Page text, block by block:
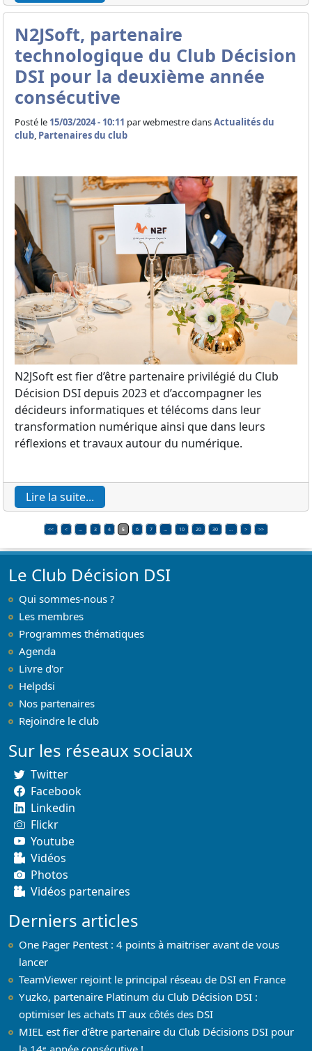
N2JSoft, partenaire
technologique du Club Décision
DSI pour la deuxième année
consécutive
Posté le 15/03/2024 - 10:11 parwebmestre dansActualités du
club Partenaires du club
N2JSoft est fier d’être partenaire privilégié du Club
Décision DSI depuis 2023 et d’accompagner les
décideurs informatiques et télécoms dans leur
transformation numérique ainsi que dans leurs
réflexions et travaux autour du numérique.
Lire la suite...
<< < … 3 4 5 6 7 … 10 20 30 … > >>
Le Club Décision DSI
Qui sommes-nous ?
Les membres
Programmes thématiques
Agenda
Livre d'or
Helpdsi
Nos partenaires
Rejoindre le club
Sur les réseaux sociaux
Twitter
Facebook
Linkedin
Flickr
Youtube
Vidéos
Photos
Vidéos partenaires
Derniers articles
One Pager Pentest : 4 points à maitriser avant de vous
lancer
TeamViewer rejoint le principal réseau de DSI en France
Yuzko, partenaire Platinum du Club Décision DSI :
optimiser les achats IT aux côtés des DSI
MIEL est fier d’être partenaire du Club Décisions DSI pour